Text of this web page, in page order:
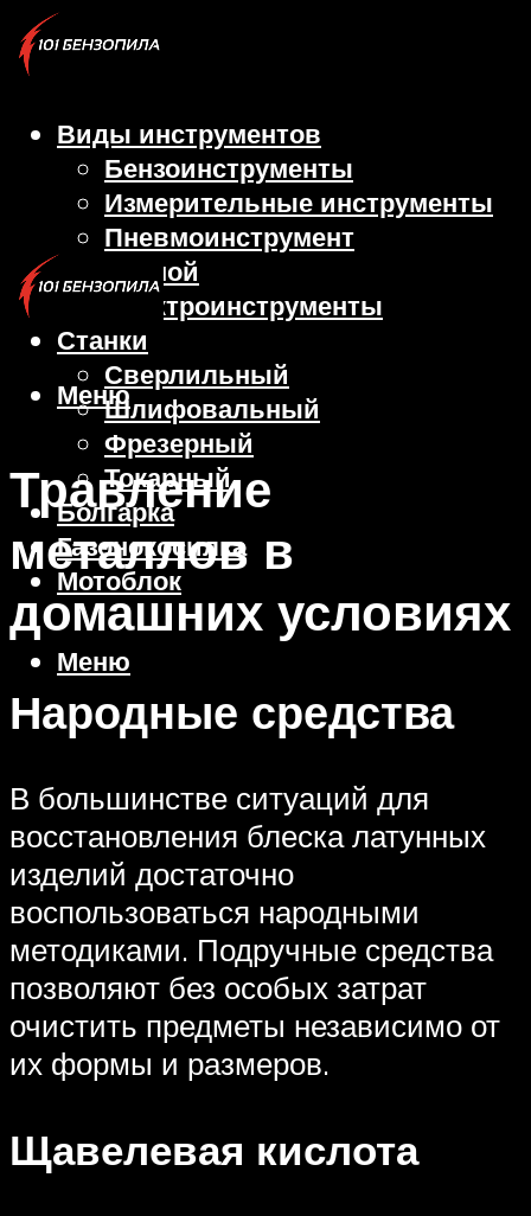
Виды инструментов
Бензоинструменты
Измерительные инструменты
Пневмоинструмент
Ручной
Электроинструменты
Станки
Сверлильный
Шлифовальный
Фрезерный
Токарный
Болгарка
Газонокосилка
Мотоблок
Меню
Меню
Травление
металлов в
домашних условиях
Народные средства
В большинстве ситуаций для
восстановления блеска латунных
изделий достаточно
воспользоваться народными
методиками. Подручные средства
позволяют без особых затрат
очистить предметы независимо от
их формы и размеров.
Щавелевая кислота